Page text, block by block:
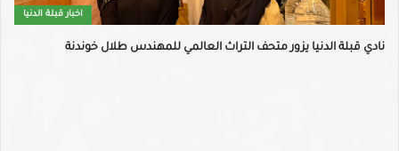
اخبار قبلة الدنيا
نادي قبلة الدنيا يزور متحف التراث العالمي للمهندس طلال خوندنة